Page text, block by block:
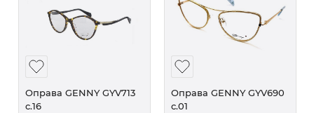
Оправа GENNY GYV713
c.16
Оправа GENNY GYV690
c.01